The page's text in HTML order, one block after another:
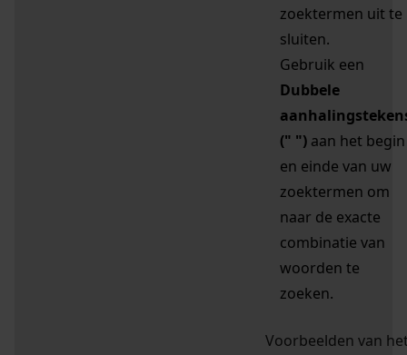
zoektermen uit te
sluiten.
Gebruik een
Dubbele
(" ") aan het begin
en einde van uw
zoektermen om
naar de exacte
combinatie van
woorden te
zoeken.
Voorbeelden van